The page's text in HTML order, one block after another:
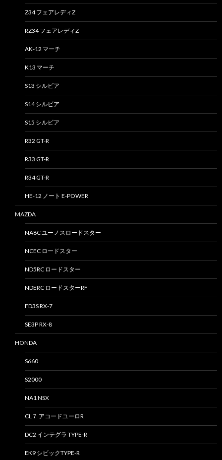
Z34 フェアレディZ
RZ34 フェアレディZ
AK-12 マーチ
K13 マーチ
S13 シルビア
S14 シルビア
S15 シルビア
R32 GT-R
R33 GT-R
R34 GT-R
HE-12 ノート E-POWER
MAZDA
NA8C ユーノスロードスター
NCEC ロードスター
ND5RC ロードスター
NDERC ロードスターRF
FD3S RX-7
SE3P RX-8
HONDA
S660
S2000
NA1 NSX
CL７ アコードユーロR
DC2 インテグラ TYPE-R
EK9 シビックTYPE-R